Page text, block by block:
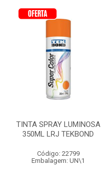
TINTA SPRAY LUMINOSA
350ML LRJ TEKBOND
Código: 22799
Embalagem: UN\1